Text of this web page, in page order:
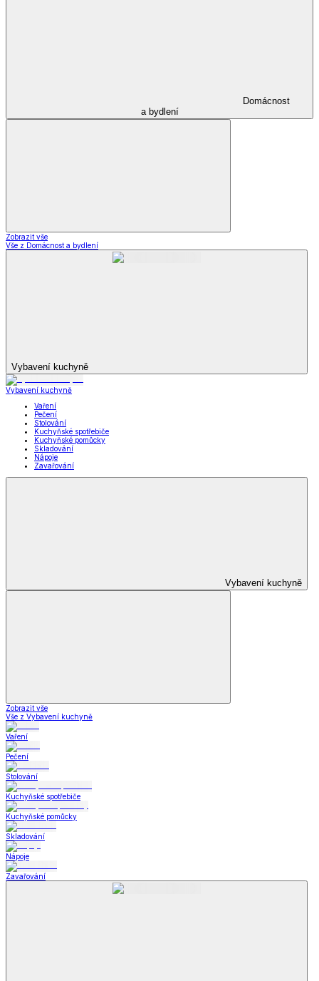
Domácnost
a bydlení
Zobrazit vše
Vše z Domácnost a bydlení
Vybavení kuchyně
Vybavení kuchyně
Vaření
Pečení
Stolování
Kuchyňské spotřebiče
Kuchyňské pomůcky
Skladování
Nápoje
Zavařování
Vybavení kuchyně
Zobrazit vše
Vše z Vybavení kuchyně
Vaření
Pečení
Stolování
Kuchyňské spotřebiče
Kuchyňské pomůcky
Skladování
Nápoje
Zavařování